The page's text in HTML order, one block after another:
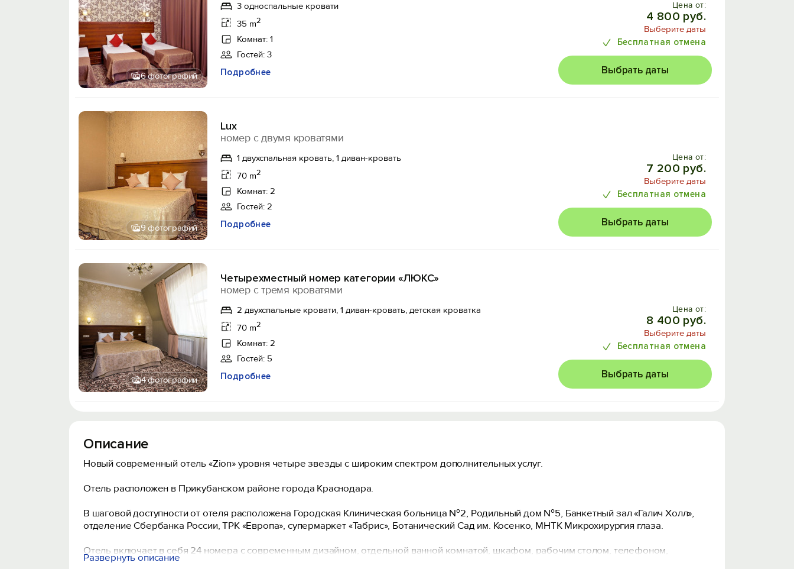
6 фотографий
3 односпальные кровати
35 m2
Комнат: 1
Гостей: 3
Подробнее
Цена от:
4 800 руб.
Выберите даты
Бесплатная отмена
Выбрать даты
9 фотографий
Lux
номер с двумя кроватями
1 двухспальная кровать, 1 диван-кровать
70 m2
Комнат: 2
Гостей: 2
Подробнее
Цена от:
7 200 руб.
Выберите даты
Бесплатная отмена
Выбрать даты
4 фотографии
Четырехместный номер категории «ЛЮКС»
номер с тремя кроватями
2 двухспальные кровати, 1 диван-кровать, детская кроватка
70 m2
Комнат: 2
Гостей: 5
Подробнее
Цена от:
8 400 руб.
Выберите даты
Бесплатная отмена
Выбрать даты
Описание
Новый современный отель «Zion» уровня четыре звезды с широким спектром дополнительных услуг.
Отель расположен в Прикубанском районе города Краснодара.
В шаговой доступности от отеля расположена Городская Клиническая больница №2, Родильный дом №5, Банкетный зал «Галич Холл»,
отделение Сбербанка России, ТРК «Европа», супермаркет «Табрис», Ботанический Сад им. Косенко, МНТК Микрохирургия глаза.
Отель включает в себя 24 номера с современным дизайном, отдельной ванной комнатой, шкафом, рабочим столом, телефоном,
плазменным ТV, системой кондиционирования и сейфом. В ванной Вы найдете все, что необходимо для того, чтобы привести себя в
Развернуть описание